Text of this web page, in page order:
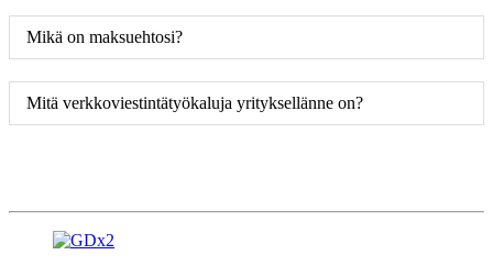
Mikä on maksuehtosi?
Mitä verkkoviestintätyökaluja yrityksellänne on?